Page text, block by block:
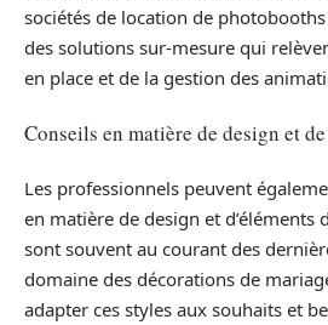
sociétés de location de
des solutions sur-mesure qui
en place et de la gestion des
Conseils en matière de design et
Les professionnels peuvent
en matière de design et d’éléments
sont souvent au courant des
domaine des décorations de
adapter ces styles aux souhaits et